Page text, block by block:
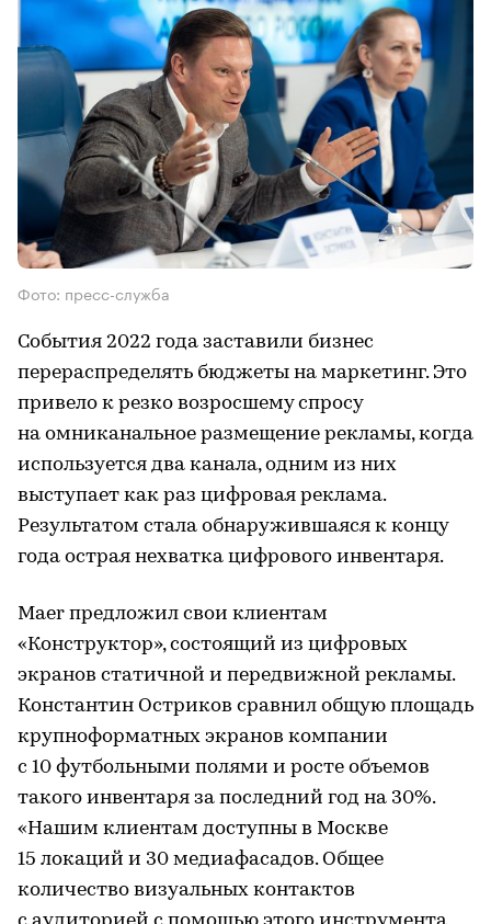
Фото: пресс-служба
События 2022 года заставили бизнес
перераспределять бюджеты на маркетинг. Это
привело к резко возросшему спросу
на омниканальное размещение рекламы, когда
используется два канала, одним из них
выступает как раз цифровая реклама.
Результатом стала обнаружившаяся к концу
года острая нехватка цифрового инвентаря.
Maer предложил свои клиентам
«Конструктор», состоящий из цифровых
экранов статичной и передвижной рекламы.
Константин Остриков сравнил общую площадь
крупноформатных экранов компании
с 10 футбольными полями и росте объемов
такого инвентаря за последний год на 30%.
«Нашим клиентам доступны в Москве
15 локаций и 30 медиафасадов. Общее
количество визуальных контактов